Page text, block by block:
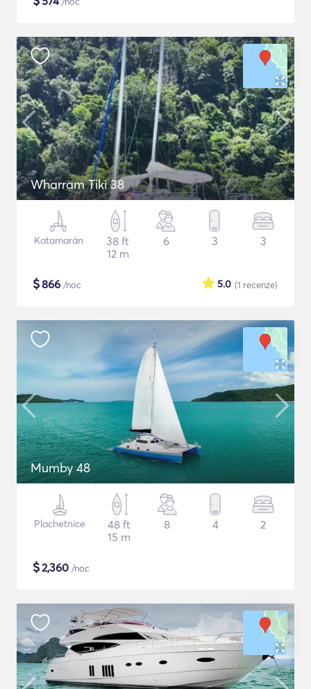
Wharram Tiki 38
Katamarán
38 ft
12 m
6 3 3
$866 /noc (1 recenze)
5.0
Mumby 48
Plachetnice
48 ft
15 m
8 4 2
$2,360 /noc